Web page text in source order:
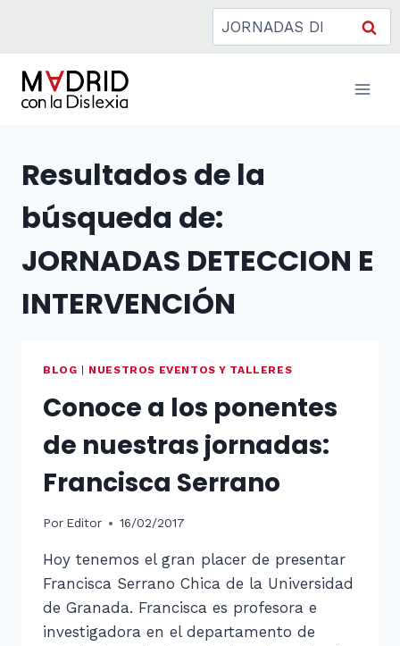
Buscar:
Resultados de la
búsqueda de:
JORNADAS DETECCION E
INTERVENCIÓN
BLOG NUESTROS EVENTOS Y TALLERES
Conoce a los ponentes
de nuestras jornadas:
Francisca Serrano
Por Editor 16/02/2017
Hoy tenemos el gran placer de presentar
Francisca Serrano Chica de la Universidad
de Granada. Francisca es profesora e
investigadora en el departamento de